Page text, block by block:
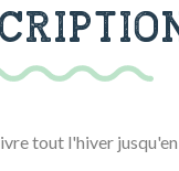
tout l'hiver